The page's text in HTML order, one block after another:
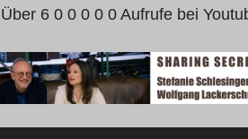
Über 6 0 0 0 0 0 Aufrufe bei